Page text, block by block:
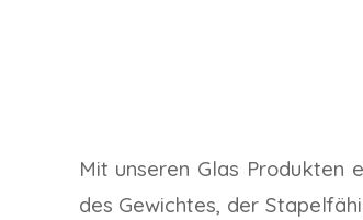
Mit unseren Glas Produkten
des Gewichtes, der